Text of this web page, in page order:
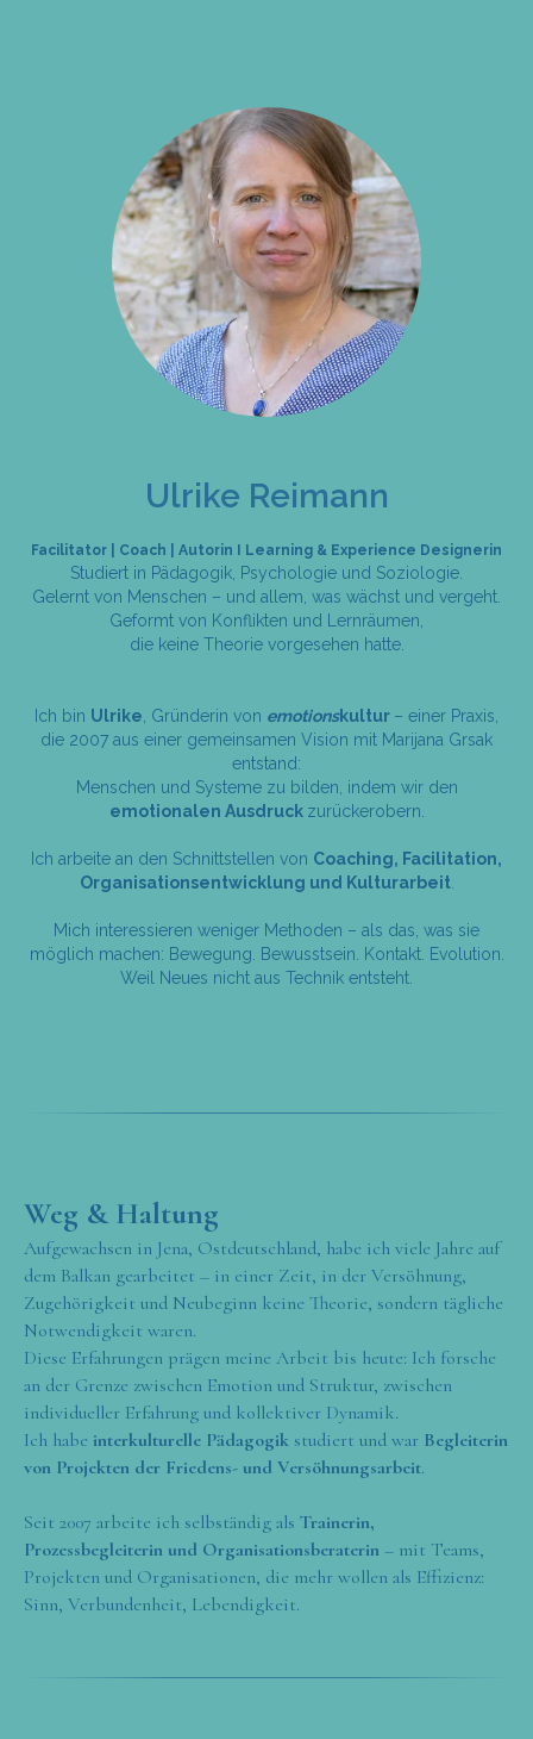
Ulrike Reimann
Facilitator | Coach | Autorin I Learning & Experience Designerin
Studiert in Pädagogik, Psychologie und Soziologie.
Gelernt von Menschen – und allem, was wächst und vergeht.
Geformt von Konflikten und Lernräumen,
die keine Theorie vorgesehen hatte.
Ich bin Ulrike , Gründerin von emotionskultur – einer Praxis,
die 2007 aus einer gemeinsamen Vision mit Marijana Grsak
entstand:
Menschen und Systeme zu bilden, indem wir den
emotionalen Ausdruck zurückerobern.
Ich arbeite an den Schnittstellen von Coaching, Facilitation,
Organisationsentwicklung und Kulturarbeit.
Mich interessieren weniger Methoden – als das, was sie
möglich machen: Bewegung. Bewusstsein. Kontakt. Evolution.
Weil Neues nicht aus Technik entsteht.
Weg & Haltung
Aufgewachsen in Jena, Ostdeutschland, habe ich viele Jahre auf
dem Balkan gearbeitet – in einer Zeit, in der Versöhnung,
Zugehörigkeit und Neubeginn keine Theorie, sondern tägliche
Notwendigkeit waren.
Diese Erfahrungen prägen meine Arbeit bis heute: Ich forsche
an der Grenze zwischen Emotion und Struktur, zwischen
individueller Erfahrung und kollektiver Dynamik.
Ich habe interkulturelle Pädagogik studiert und war Begleiterin
von Projekten der Friedens- und Versöhnungsarbeit.
Seit 2007 arbeite ich selbständig als Trainerin,
Prozessbegleiterin und Organisationsberaterin – mit Teams,
Projekten und Organisationen, die mehr wollen als Effizienz:
Sinn, Verbundenheit, Lebendigkeit.